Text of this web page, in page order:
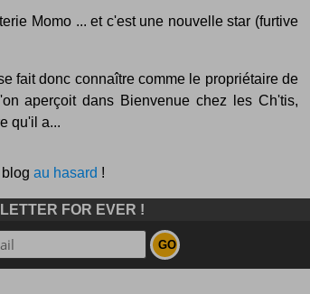
Momo ... et c'est une nouvelle star (furtive
fait donc connaître comme le propriétaire de
aperçoit dans Bienvenue chez les Ch'tis,
qu'il a...
au hasard !
FOR EVER !